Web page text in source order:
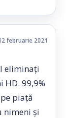
februarie 2021
eliminați
99,9%
piață
nimeni și